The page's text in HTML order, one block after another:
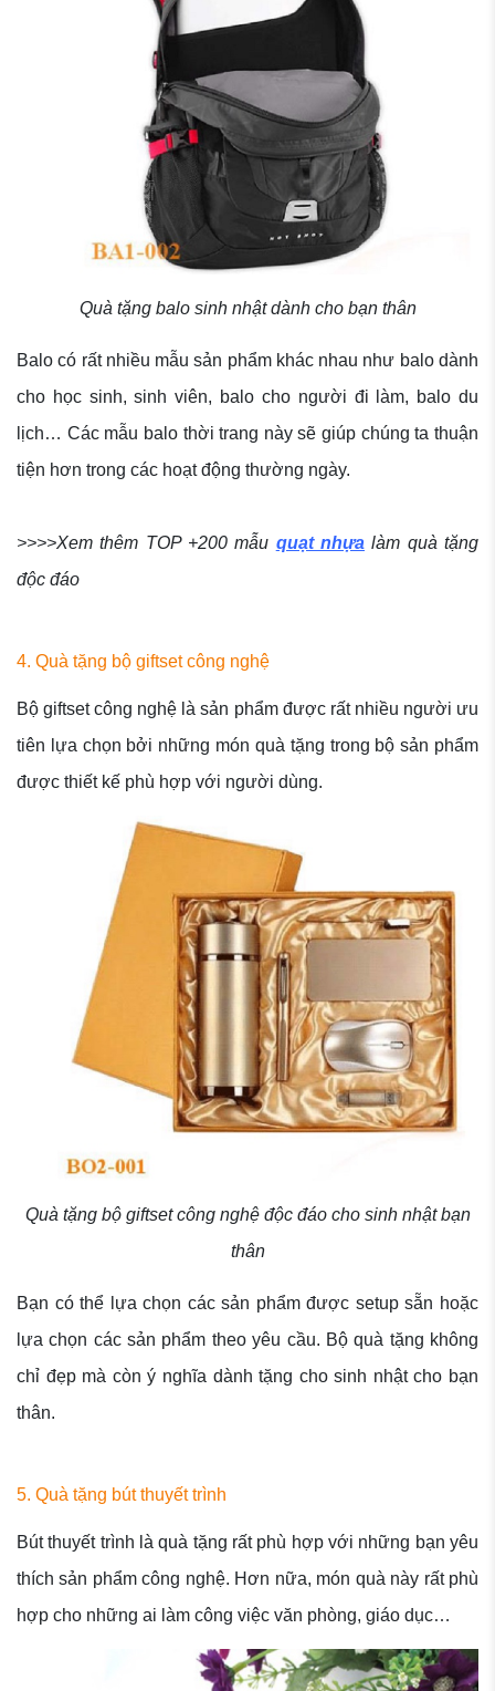
Quà tặng balo sinh nhật dành cho bạn thân
Balo có rất nhiều mẫu sản phẩm khác nhau như balo dành
cho học sinh, sinh viên, balo cho người đi làm, balo du
lịch… Các mẫu balo thời trang này sẽ giúp chúng ta thuận
tiện hơn trong các hoạt động thường ngày.
>>>>Xem thêm TOP +200 mẫu quạt nhựa làm quà tặng
độc đáo
4. Quà tặng bộ giftset công nghệ
Bộ giftset công nghệ là sản phẩm được rất nhiều người ưu
tiên lựa chọn bởi những món quà tặng trong bộ sản phẩm
được thiết kế phù hợp với người dùng.
Quà tặng bộ giftset công nghệ độc đáo cho sinh nhật bạn
thân
Bạn có thể lựa chọn các sản phẩm được setup sẵn hoặc
lựa chọn các sản phẩm theo yêu cầu. Bộ quà tặng không
chỉ đẹp mà còn ý nghĩa dành tặng cho sinh nhật cho bạn
thân.
5. Quà tặng bút thuyết trình
Bút thuyết trình là quà tặng rất phù hợp với những bạn yêu
thích sản phẩm công nghệ. Hơn nữa, món quà này rất phù
hợp cho những ai làm công việc văn phòng, giáo dục…